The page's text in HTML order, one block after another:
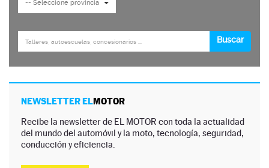
NEWSLETTER ELMOTOR
Recibe la newsletter de EL MOTOR con toda la actualidad
del mundo del automóvil y la moto, tecnología, seguridad,
conducción y eficiencia.